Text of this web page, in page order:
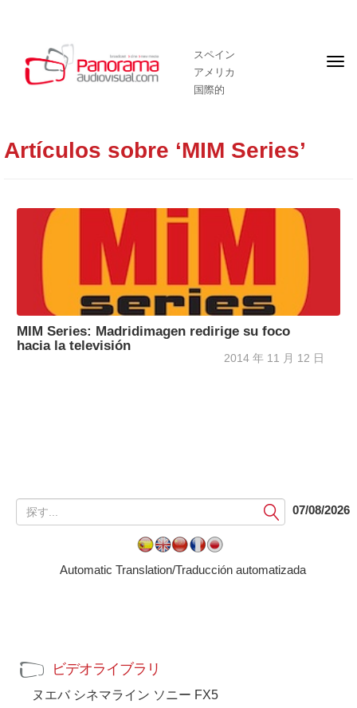
スペイン
アメリカ
国際的
フ
Artículos sobre ‘MIM Series’
MIM Series: Madridimagen redirige su foco
hacia la televisión
2014 年 11 月 12 日
提
出
07/08/2026
Automatic Translation/Traducción automatizada
ビデオライブラリ
ヌエバ シネマライン ソニー FX5